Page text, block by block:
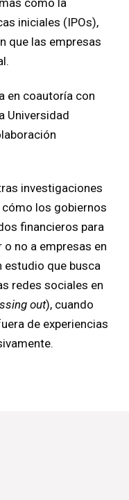
como la
iniciales (IPOs),
que las empresas
en coautoría con
Universidad
investigaciones
los gobiernos
financieros para
no a empresas en
estudio que busca
redes sociales en
out), cuando
de experiencias